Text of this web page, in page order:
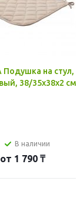
Подушка на стул,
38/35x38x2 см
В наличии
от 1 790 ₸